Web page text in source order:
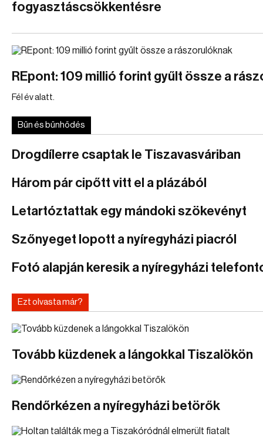
fogyasztáscsökkentésre
REpont: 109 millió forint gyűlt össze a
Fél év alatt.
Bűn és bűnhődés
Drogdílerre csaptak le Tiszavasváriban
Három pár cipőtt vitt el a plázából
Letartóztattak egy mándoki szökevényt
Szőnyeget lopott a nyíregyházi piacról
Fotó alapján keresik a nyíregyházi
Ezt olvasta már?
Tovább küzdenek a lángokkal Tiszalökön
Rendőrkézen a nyíregyházi betörők